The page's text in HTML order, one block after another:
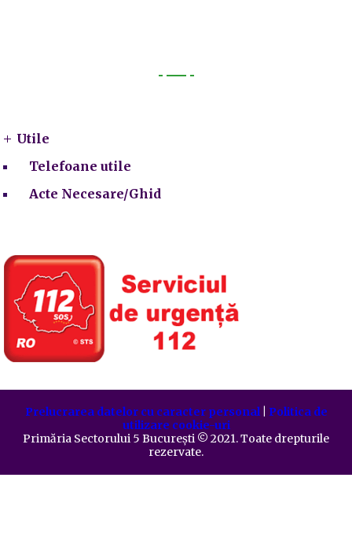
Utile
Telefoane utile
Acte Necesare/Ghid
Prelucrarea datelor cu caracter personal| Politica de
utilizare cookie-uri
Primăria Sectorului 5 București ©️ 2021. Toate drepturile
rezervate.